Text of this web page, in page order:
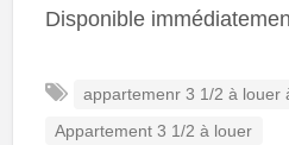
Disponible
appartemenr 3 1/2 à louer
Appartement 3 1/2 à louer